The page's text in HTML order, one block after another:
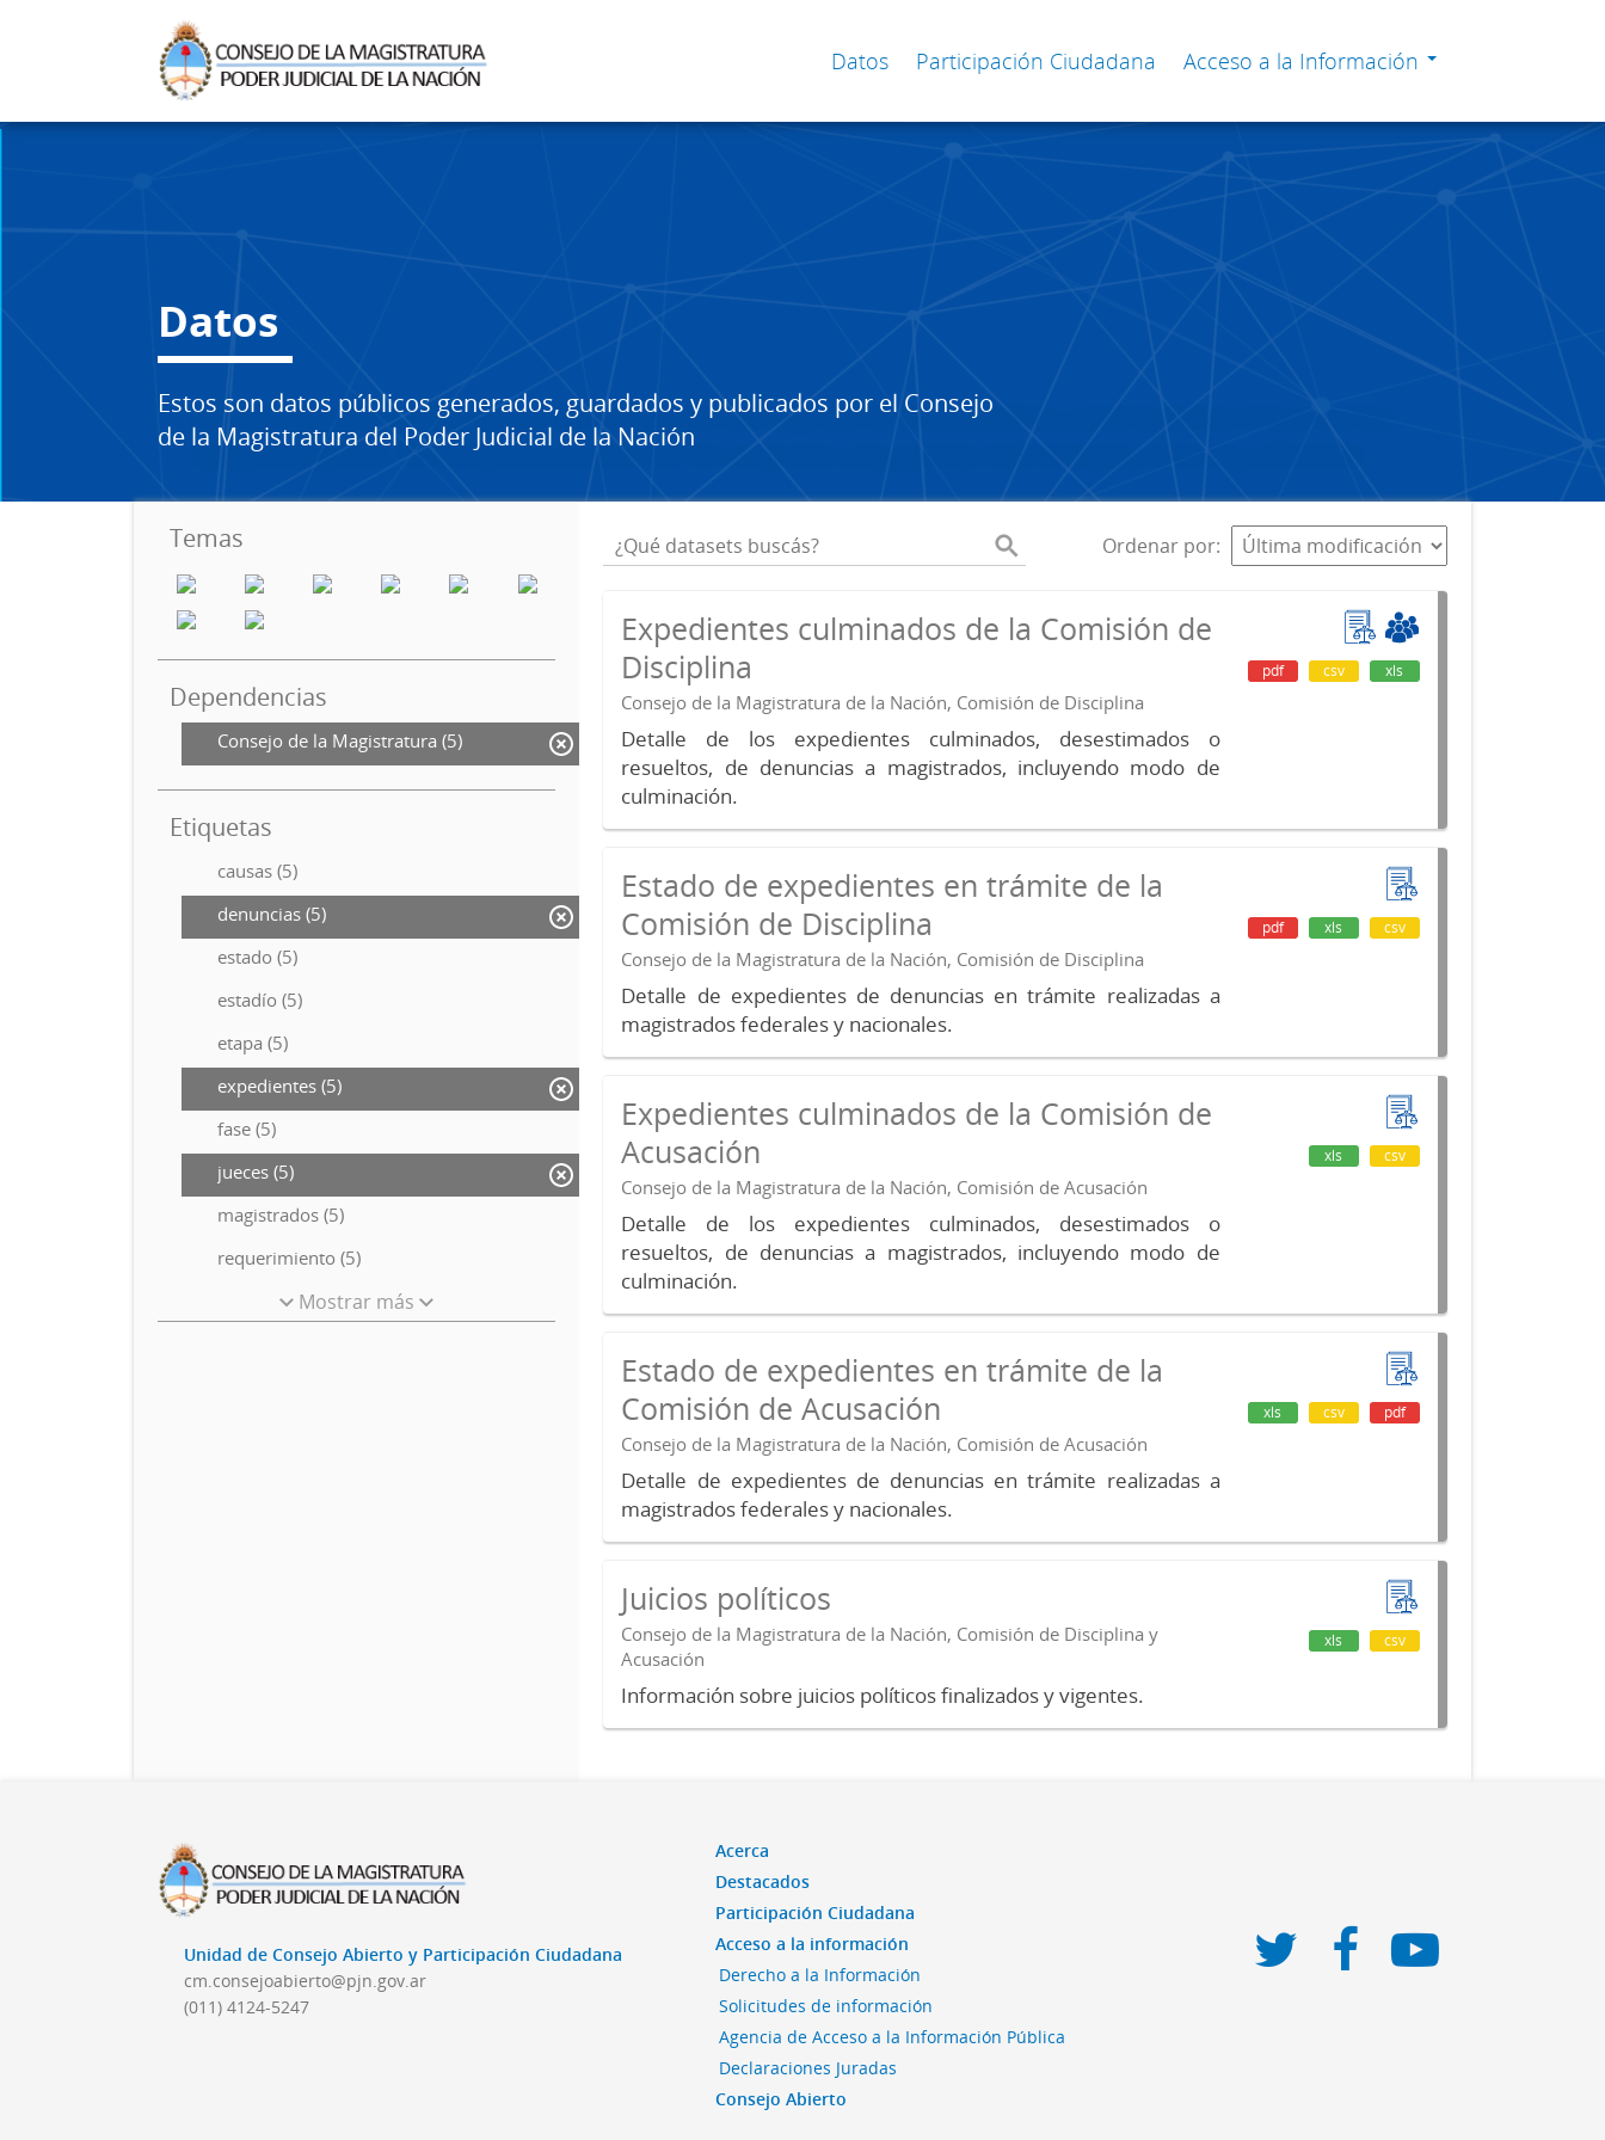
Datos Participación Ciudadana Acceso a la Información
Datos
Estos son datos públicos generados, guardados y publicados por el Consejo
de la Magistratura del Poder Judicial de la Nación
Temas
Dependencias
Consejo de la Magistratura (5)
Etiquetas
causas (5)
denuncias (5)
estado (5)
estadío (5)
etapa (5)
expedientes (5)
fase (5)
jueces (5)
magistrados (5)
requerimiento (5)
Mostrar más
Ordenar por
Expedientes culminados de la Comisión de
Disciplina
Consejo de la Magistratura de la Nación, Comisión de Disciplina
Detalle de los expedientes culminados, desestimados o
resueltos, de denuncias a magistrados, incluyendo modo de
culminación.
pdf csv xls
Estado de expedientes en trámite de la
Comisión de Disciplina
Consejo de la Magistratura de la Nación, Comisión de Disciplina
Detalle de expedientes de denuncias en trámite realizadas a
magistrados federales y nacionales.
pdf xls csv
Expedientes culminados de la Comisión de
Acusación
Consejo de la Magistratura de la Nación, Comisión de Acusación
Detalle de los expedientes culminados, desestimados o
resueltos, de denuncias a magistrados, incluyendo modo de
culminación.
xls csv
Estado de expedientes en trámite de la
Comisión de Acusación
Consejo de la Magistratura de la Nación, Comisión de Acusación
Detalle de expedientes de denuncias en trámite realizadas a
magistrados federales y nacionales.
xls csv pdf
Juicios políticos
Consejo de la Magistratura de la Nación, Comisión de Disciplina y
Acusación
Información sobre juicios políticos finalizados y vigentes.
xls csv
Unidad de Consejo Abierto y Participación Ciudadana
cm.consejoabierto@pjn.gov.ar
(011) 4124-5247
Acerca
Destacados
Participación Ciudadana
Acceso a la información
Derecho a la Información
Solicitudes de información
Agencia de Acceso a la Información Pública
Declaraciones Juradas
Consejo Abierto